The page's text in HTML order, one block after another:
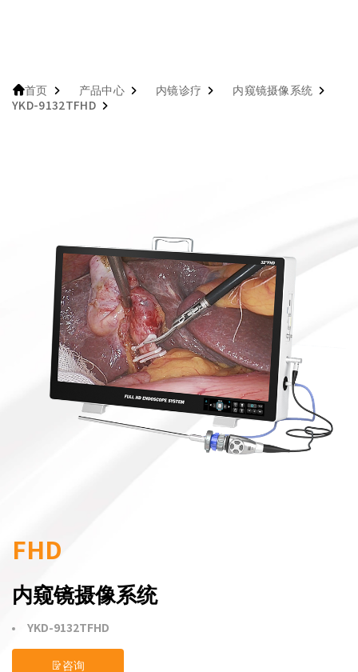
首页 产品中心 内镜诊疗
内窥镜摄像系统
YKD-9132TFHD
FHD
内窥镜摄像系统
YKD-9132TFHD
咨询